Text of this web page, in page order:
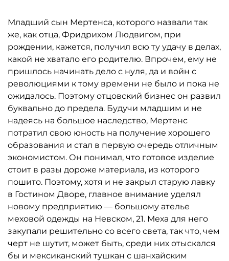
Младший сын Мертенса, которого назвали так
же, как отца, Фридрихом Людвигом, при
рождении, кажется, получил всю ту удачу в делах,
какой не хватало его родителю. Впрочем, ему не
пришлось начинать дело с нуля, да и войн с
революциями к тому времени не было и пока не
ожидалось. Поэтому отцовский бизнес он развил
буквально до предела. Будучи младшим и не
надеясь на большое наследство, Мертенс
потратил свою юность на получение хорошего
образования и стал в первую очередь отличным
экономистом. Он понимал, что готовое изделие
стоит в разы дороже материала, из которого
пошито. Поэтому, хотя и не закрыл старую лавку
в Гостином Дворе, главное внимание уделял
новому предприятию — большому ателье
меховой одежды на Невском, 21. Меха для него
закупали решительно со всего света, так что, чем
черт не шутит, может быть, среди них отыскался
бы и мексиканский тушкан с шанхайским